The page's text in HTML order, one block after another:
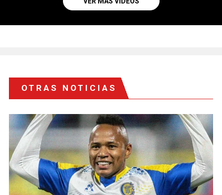
OTRAS NOTICIAS